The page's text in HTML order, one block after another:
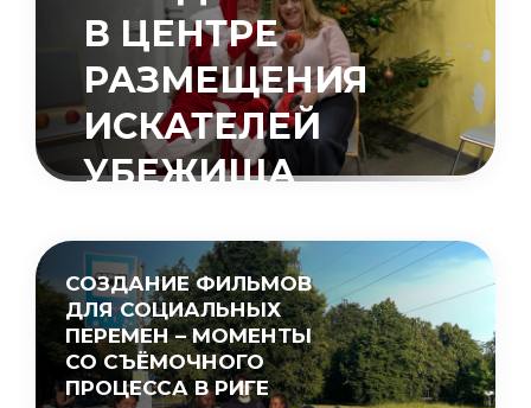
В ЦЕНТРЕ
РАЗМЕЩЕНИЯ
ИСКАТЕЛЕЙ
УБЕЖИЩА
15.05.2026.
СОЗДАНИЕ ФИЛЬМОВ
ДЛЯ СОЦИАЛЬНЫХ
ПЕРЕМЕН – МОМЕНТЫ
СО СЪЁМОЧНОГО
ПРОЦЕССА В РИГЕ